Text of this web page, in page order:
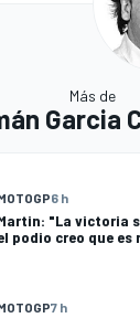
Más de
Garcia
6 h
"La victoria
podio creo que
7 h